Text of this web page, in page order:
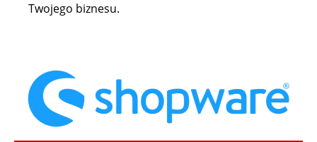
Twojego biznesu.